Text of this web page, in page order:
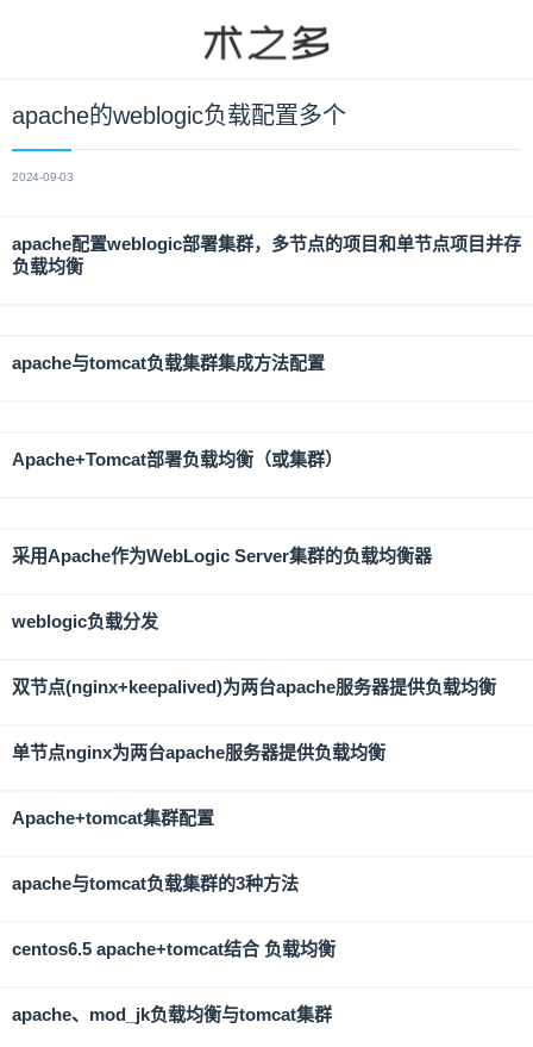
apache的weblogic负载配置多个
2024-09-03
apache配置weblogic部署集群，多节点的项目和单节点项目并存
负载均衡
apache与tomcat负载集群集成方法配置
Apache+Tomcat部署负载均衡（或集群）
采用Apache作为WebLogic Server集群的负载均衡器
weblogic负载分发
双节点(nginx+keepalived)为两台apache服务器提供负载均衡
单节点nginx为两台apache服务器提供负载均衡
Apache+tomcat集群配置
apache与tomcat负载集群的3种方法
centos6.5 apache+tomcat结合 负载均衡
apache、mod_jk负载均衡与tomcat集群